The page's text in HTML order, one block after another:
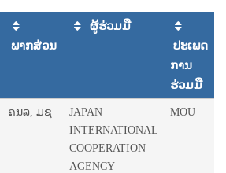
ພາກສ່ວນ
ຜູ້ຮ່ວມມື
ປະເພດ
ການ
ຮ່ວມມື
ຄນລ, ມຊ
JAPAN
INTERNATIONAL
COOPERATION
AGENCY
MOU